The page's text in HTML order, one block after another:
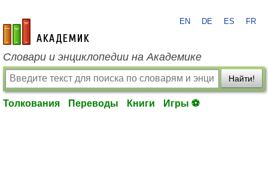
academic.ru
EN DE ES FR
Словари и энциклопедии на Академике
Найти!
Толкования Переводы Книги Игры ⚽